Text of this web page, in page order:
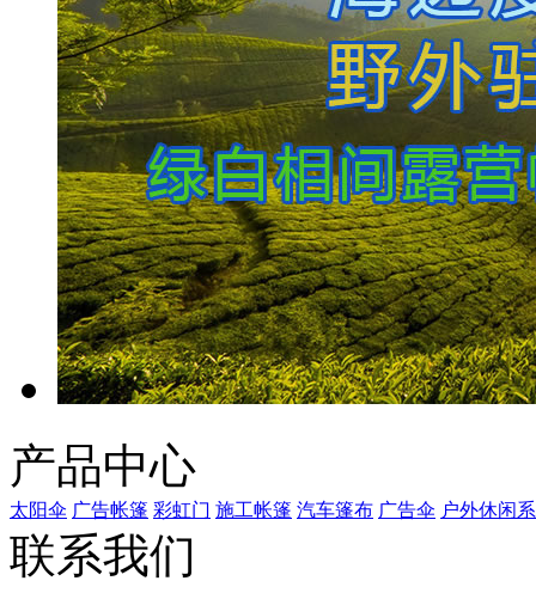
产品中心
太阳伞 广告帐篷 彩虹门 施工帐篷 汽车篷布 广告伞 户外休闲
联系我们